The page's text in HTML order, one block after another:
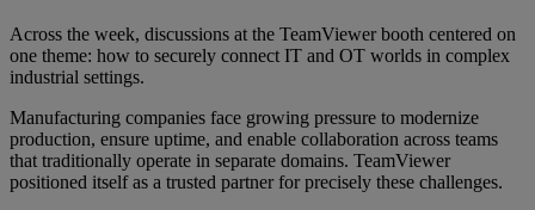
Across the week, discussions at the TeamViewer booth centered on
one theme: how to securely connect IT and OT worlds in complex
industrial settings.
Manufacturing companies face growing pressure to modernize
production, ensure uptime, and enable collaboration across teams
that traditionally operate in separate domains. TeamViewer
positioned itself as a trusted partner for precisely these challenges.